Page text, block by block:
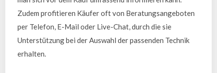
Zudem profitieren Käufer oft von Beratungsangeboten
per Telefon, E-Mail oder Live-Chat, durch die sie
Unterstützung bei der Auswahl der passenden Technik
erhalten.